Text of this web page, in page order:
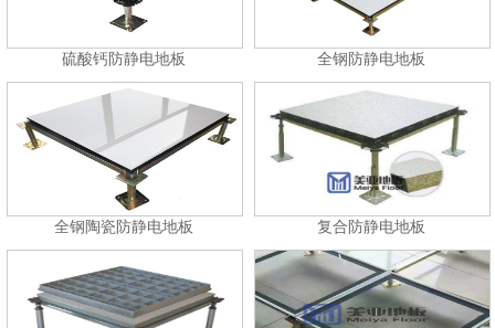
硫酸钙防静电地板 全钢防静电地板
全钢陶瓷防静电地板 复合防静电地板